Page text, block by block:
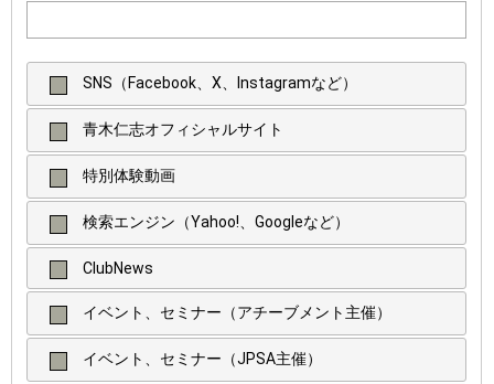
SNS（Facebook、X、Instagramなど）
青木仁志オフィシャルサイト
特別体験動画
検索エンジン（Yahoo!、Googleなど）
ClubNews
イベント、セミナー（アチーブメント主催）
イベント、セミナー（JPSA主催）